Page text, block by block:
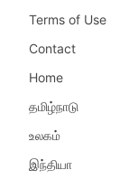
Terms of Use
Contact
Home
தமிழ்நாடு
உலகம்
இந்தியா